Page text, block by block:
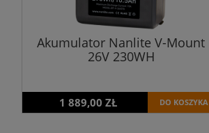
Akumulator Nanlite V-Mount
26V 230WH
1 889,00 ZŁ DO KOSZYKA